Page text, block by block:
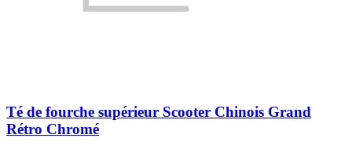
Té de fourche supérieur Scooter Chinois Grand
Rétro Chromé